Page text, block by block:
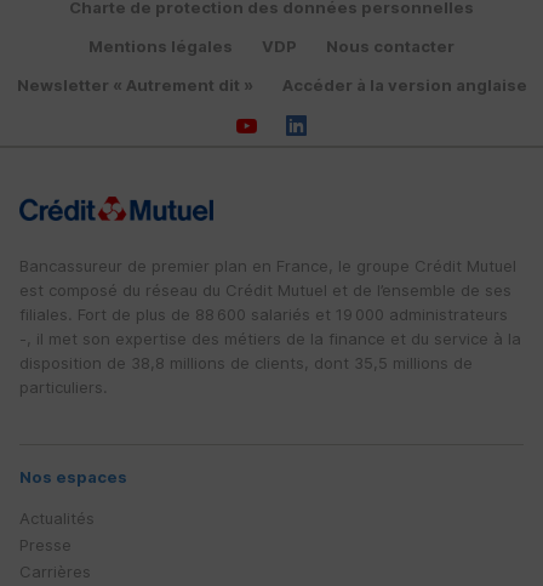
Charte de protection des données personnelles
Mentions légales
VDP
Nous contacter
Newsletter « Autrement dit »
Accéder à la version anglaise
Bancassureur de premier plan en France, le groupe Crédit Mutuel
est composé du réseau du Crédit Mutuel et de l’ensemble de ses
filiales. Fort de plus de 88 600 salariés et 19 000 administrateurs
-, il met son expertise des métiers de la finance et du service à la
disposition de 38,8 millions de clients, dont 35,5 millions de
particuliers.
Nos espaces
Actualités
Presse
Carrières